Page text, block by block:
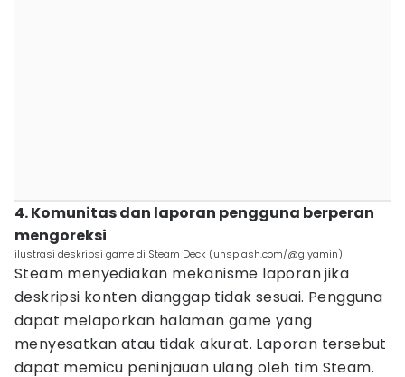
4. Komunitas dan laporan pengguna berperan
mengoreksi
ilustrasi deskripsi game di Steam Deck (unsplash.com/@glyamin)
Steam menyediakan mekanisme laporan jika
deskripsi konten dianggap tidak sesuai. Pengguna
dapat melaporkan halaman game yang
menyesatkan atau tidak akurat. Laporan tersebut
dapat memicu peninjauan ulang oleh tim Steam.